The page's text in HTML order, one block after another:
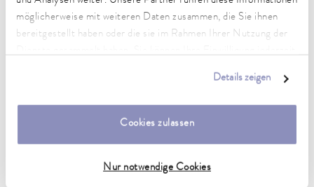
möglicherweise mit weiteren Daten zusammen, die Sie ihnen
bereitgestellt haben oder die sie im Rahmen Ihrer Nutzung der
Details zeigen
Cookies zulassen
Nur notwendige Cookies
Umgebungstemperaturbereich
5 ... 40 °C